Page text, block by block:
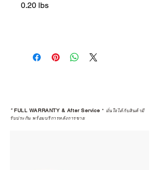
0.20 lbs
*FULL WARRANTY & After Service * มั่นใจได้กับสินค้ามี
รับประกัน พร้อมบริการหลังการขาย